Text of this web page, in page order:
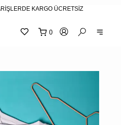
KARGO ÜCRETSİZ
0